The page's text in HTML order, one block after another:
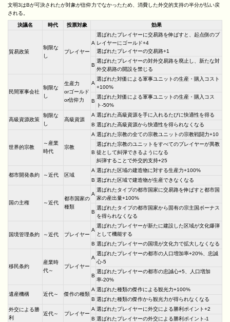
文明3はBが可決されたが対象が信仰力でなかったため、消費した外交的支持の半分が払い戻
される。
決議名 時代 投票対象 効果
貿易政策
制限な
し
プレイヤー
A
選ばれたプレイヤーに交易路を伸ばすと、起点側のプ
レイヤーにゴールド+4
選ばれたプレイヤーの交易路+1
B
選ばれたプレイヤーの対外交易路を廃止し、新たな対
外交易路の開設を禁じる
民間軍事会社
制限な
し
生産力
orゴールド
or信仰力
A
選ばれた対価による軍事ユニットの生産・購入コスト
+100%
B
選ばれた対価による軍事ユニットの生産・購入コス
ト-50%
高級資源政策
制限な
し
高級資源
A 選ばれた高級資源を手に入れるたびに快適性を得る
B 選ばれた高級資源から快適性を得られなくなる
世界的宗教
～産業
時代
宗教
A 選ばれた宗教の全ての宗教ユニットの宗教戦闘力+10
B
選ばれた宗教のユニットをすべてのプレイヤーが異教
徒として糾弾できるようになる
糾弾することで外交的支持+25
都市開発条約 ～近代 区域
A 選ばれた区域の建造物に対する生産力+100%
B 選ばれた区域で建造物が生産できなくなる
国の主権 ～近代
都市国家の
種類
A
選ばれたタイプの都市国家に交易路を伸ばすと都市国
家の産出量+100%
B
選ばれたタイプの都市国家から固有の宗主国ボーナス
を得られなくなる
国境管理条約 ～近代 プレイヤー
A
選ばれたプレイヤーが新たに建設した区域が文化爆弾
として機能する
B 選ばれたプレイヤーの国境が文化力で拡大しなくなる
移民条約
産業時
代～
プレイヤー
A
選ばれたプレイヤーの都市の人口増加率+20%、忠誠
心-5
B
選ばれたプレイヤーの都市の忠誠心+5、人口増加
率-20%
遺産機構 近代～ 傑作の種類
A 選ばれた種類の傑作による観光力+100%
B 選ばれた種類の傑作から観光力が得られなくなる
外交による勝
利
近代～ プレイヤー
A 選ばれたプレイヤーに外交による勝利ポイント+2
B 選ばれたプレイヤーの外交による勝利ポイント-1